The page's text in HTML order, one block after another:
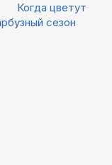
Когда цветут
сезон